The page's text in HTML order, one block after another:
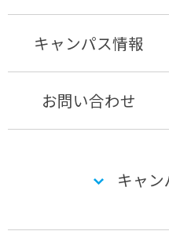
キャンパス情報
お問い合わせ
キャ